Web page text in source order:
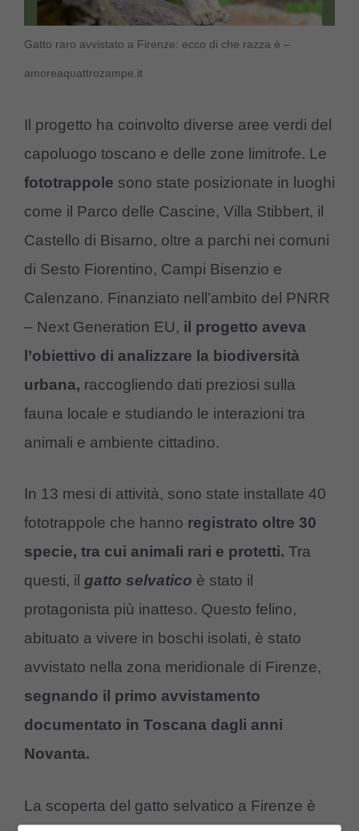
Gatto raro avvistato a Firenze: ecco di che razza è –
amoreaquattrozampe.it
Il progetto ha coinvolto diverse aree verdi del
capoluogo toscano e delle zone limitrofe. Le
fototrappole sono state posizionate in luoghi
come il Parco delle Cascine, Villa Stibbert, il
Castello di Bisarno, oltre a parchi nei comuni
di Sesto Fiorentino, Campi Bisenzio e
Calenzano. Finanziato nell’ambito del PNRR
– Next Generation EU, il progetto aveva
l’obiettivo di analizzare la biodiversità
urbana, raccogliendo dati preziosi sulla
fauna locale e studiando le interazioni tra
animali e ambiente cittadino.
In 13 mesi di attività, sono state installate 40
fototrappole che hanno registrato oltre 30
specie, tra cui animali rari e protetti. Tra
questi, il gatto selvatico è stato il
protagonista più inatteso. Questo felino,
abituato a vivere in boschi isolati, è stato
avvistato nella zona meridionale di Firenze,
segnando il primo avvistamento
documentato in Toscana dagli anni
Novanta.
La scoperta del gatto selvatico a Firenze è